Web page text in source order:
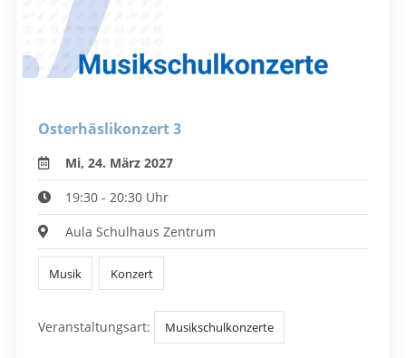
Osterhäslikonzert 3
Mi, 24. März 2027
19:30 - 20:30 Uhr
Aula Schulhaus Zentrum
Musik Konzert
Veranstaltungsart: Musikschulkonzerte